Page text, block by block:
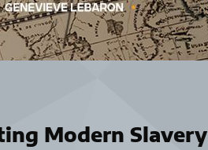
Modern Slavery